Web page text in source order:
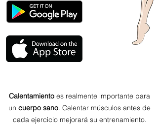
Calentamiento es realmente importante para
un cuerpo sano. Calentar músculos antes de
cada ejercicio mejorará su entrenamiento.